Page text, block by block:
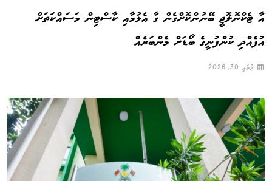
އާ ޓެކްނޮލޮޖީ ބޭނުންކޮށްގެން ގާ އެޅުމާއި ކާސްޓިން މަސައްކަތަށް
އުފެއްދި ކުންފުނީގެ ބޯޑަށް މެންބަރެއް
ޖުލައި 30, 2026